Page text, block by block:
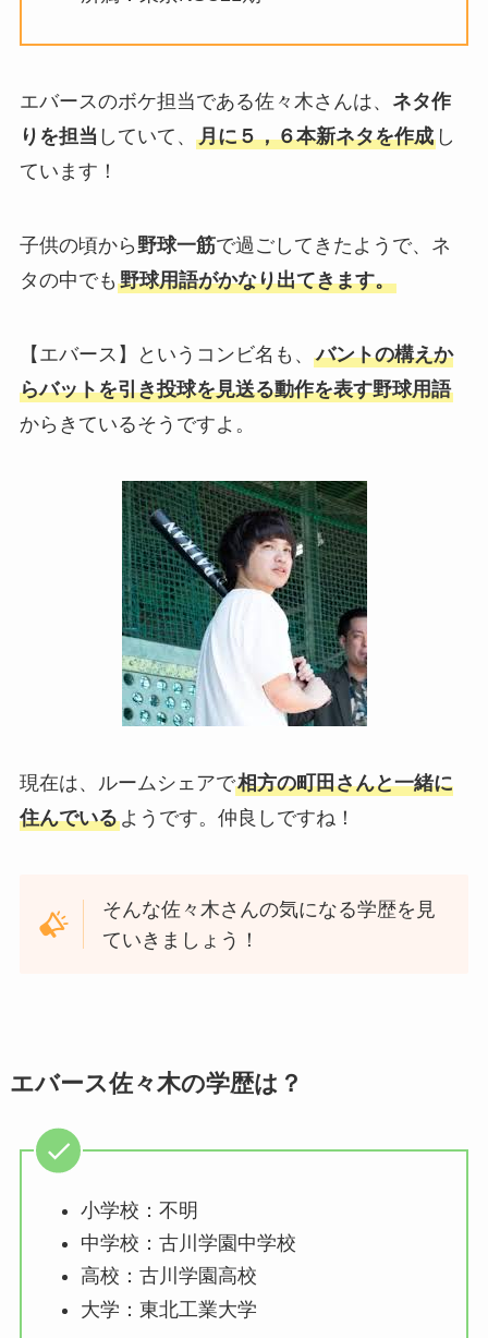
エバースのボケ担当である佐々木さんは、 ネタ作
りを担当 していて、 月に５，６本新ネタを作成し
ています！
子供の頃から野球一筋で過ごしてきたようで、ネ
タの中でも 野球用語がかなり出てきます。
【エバース】というコンビ名も、 バントの構えか
らバットを引き投球を見送る動作を表す野球用語
からきているそうですよ。
現在は、ルームシェアで相方の町田さんと一緒に
住んでいるようです。仲良しですね！
そんな佐々木さんの気になる学歴を見
ていきましょう！
エバース佐々木の学歴は？
小学校：不明
中学校：古川学園中学校
高校：古川学園高校
大学：東北工業大学